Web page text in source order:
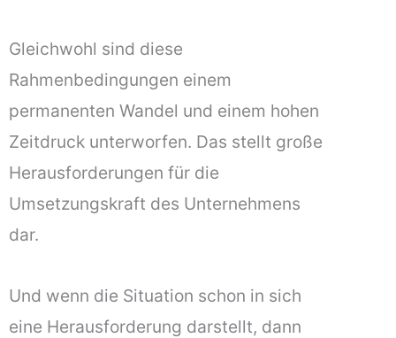
Gleichwohl sind diese
Rahmenbedingungen einem
permanenten Wandel und einem hohen
Zeitdruck unterworfen. Das stellt große
Herausforderungen für die
Umsetzungskraft des Unternehmens
dar.
Und wenn die Situation schon in sich
eine Herausforderung darstellt, dann